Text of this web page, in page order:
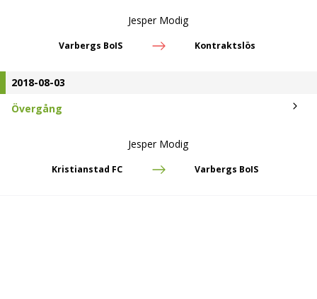
Jesper Modig
Varbergs BoIS Kontraktslös
2018-08-03
Övergång
Jesper Modig
Kristianstad FC Varbergs BoIS